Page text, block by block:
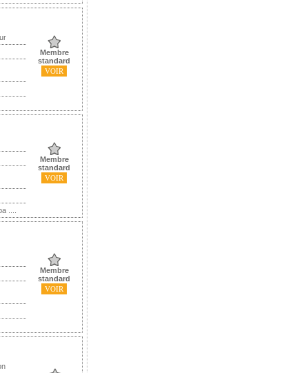
Membre
standard
VOIR
Membre
standard
VOIR
....
Membre
standard
VOIR